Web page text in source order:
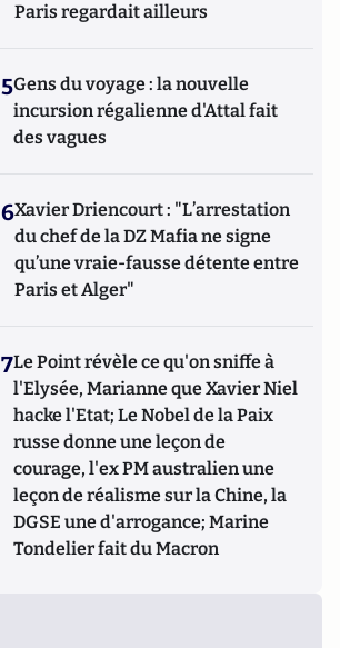
Paris regardait ailleurs
5Gens du voyage : la nouvelle
incursion régalienne d'Attal fait
des vagues
6Xavier Driencourt : "L’arrestation
du chef de la DZ Mafia ne signe
qu’une vraie-fausse détente entre
Paris et Alger"
7Le Point révèle ce qu'on sniffe à
l'Elysée, Marianne que Xavier Niel
hacke l'Etat; Le Nobel de la Paix
russe donne une leçon de
courage, l'ex PM australien une
leçon de réalisme sur la Chine, la
DGSE une d'arrogance; Marine
Tondelier fait du Macron